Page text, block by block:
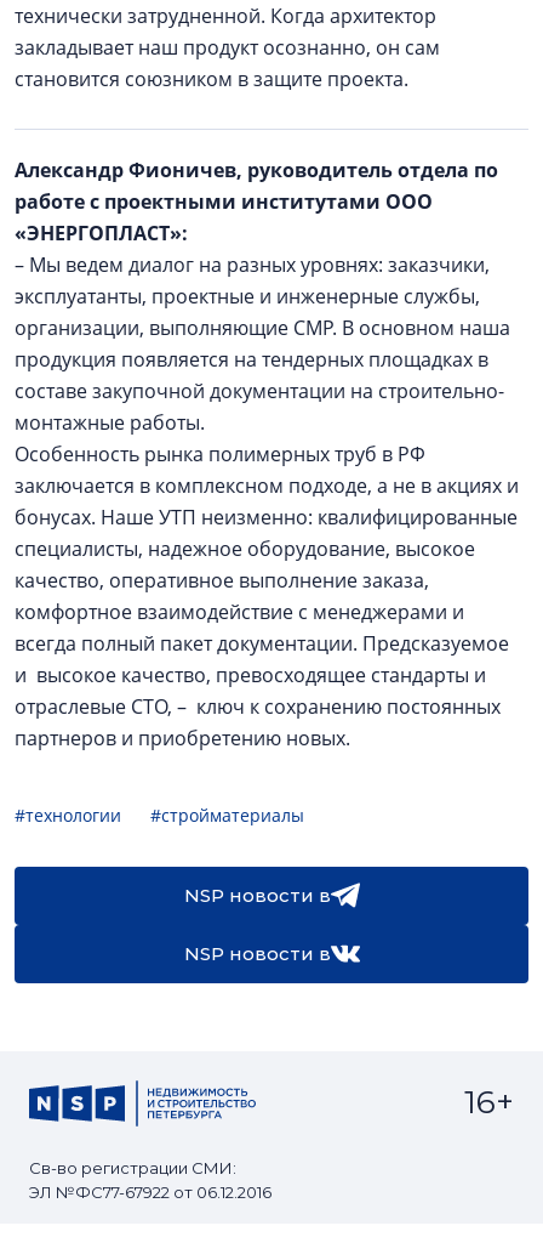
технически затрудненной. Когда архитектор
закладывает наш продукт осознанно, он сам
становится союзником в защите проекта.
Александр Фионичев, руководитель отдела по
работе с проектными институтами ООО
«ЭНЕРГОПЛАСТ»:
– Мы ведем диалог на разных уровнях: заказчики,
эксплуатанты, проектные и инженерные службы,
организации, выполняющие СМР. В основном наша
продукция появляется на тендерных площадках в
составе закупочной документации на строительно-
монтажные работы.
Особенность рынка полимерных труб в РФ
заключается в комплексном подходе, а не в акциях и
бонусах. Наше УТП неизменно: квалифицированные
специалисты, надежное оборудование, высокое
качество, оперативное выполнение заказа,
комфортное взаимодействие с менеджерами и
всегда полный пакет документации. Предсказуемое
и высокое качество, превосходящее стандарты и
отраслевые СТО, – ключ к сохранению постоянных
партнеров и приобретению новых.
#технологии #стройматериалы
NSP новости в
NSP новости в
Св-во регистрации СМИ:
ЭЛ №ФС77-67922 от 06.12.2016
16+